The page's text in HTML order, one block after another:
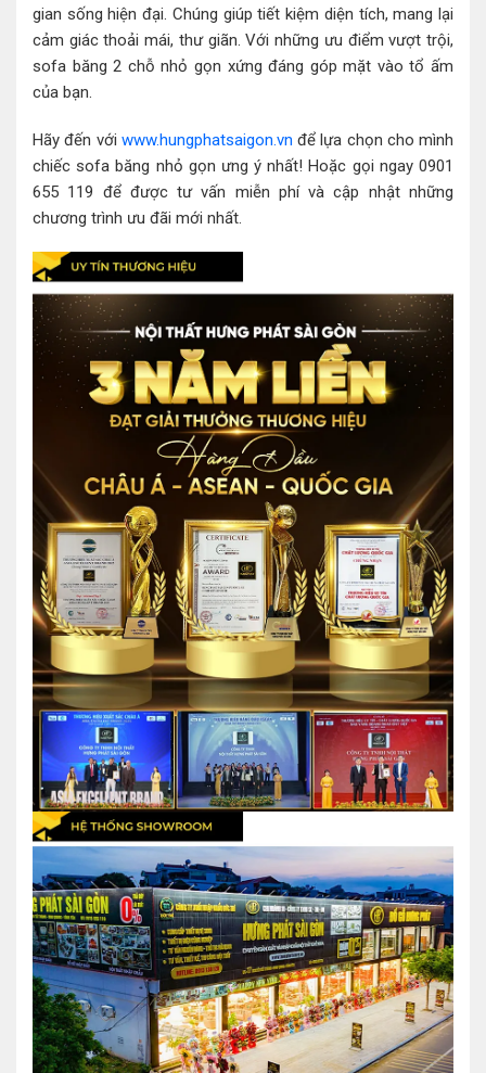
gian sống hiện đại. Chúng giúp tiết kiệm diện tích, mang lại
cảm giác thoải mái, thư giãn. Với những ưu điểm vượt trội,
sofa băng 2 chỗ nhỏ gọn xứng đáng góp mặt vào tổ ấm
của bạn.
Hãy đến với www.hungphatsaigon.vn để lựa chọn cho mình
chiếc sofa băng nhỏ gọn ưng ý nhất! Hoặc gọi ngay 0901
655 119 để được tư vấn miễn phí và cập nhật những
chương trình ưu đãi mới nhất.